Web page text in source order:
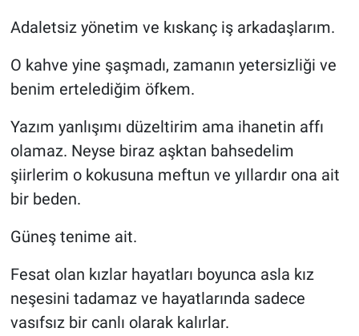
Adaletsiz yönetim ve kıskanç iş arkadaşlarım.
O kahve yine şaşmadı, zamanın yetersizliği ve
benim ertelediğim öfkem.
Yazım yanlışımı düzeltirim ama ihanetin affı
olamaz. Neyse biraz aşktan bahsedelim
şiirlerim o kokusuna meftun ve yıllardır ona ait
bir beden.
Güneş tenime ait.
Fesat olan kızlar hayatları boyunca asla kız
neşesini tadamaz ve hayatlarında sadece
vasıfsız bir canlı olarak kalırlar.